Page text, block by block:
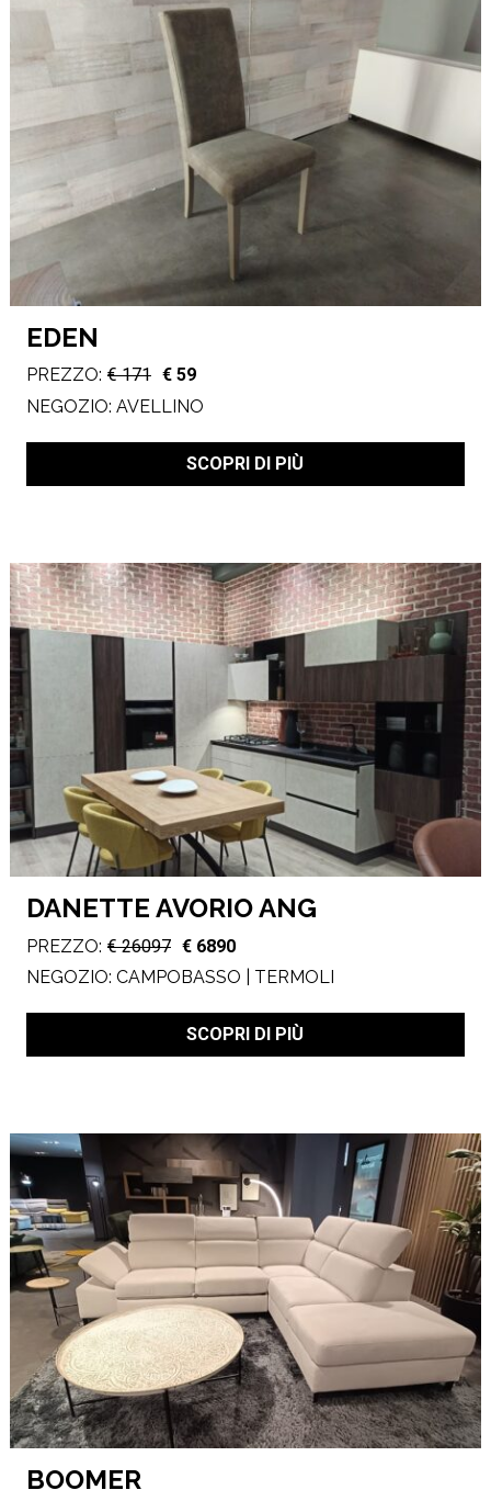
EDEN
PREZZO: € 171 € 59
NEGOZIO: AVELLINO
SCOPRI DI PIÙ
DANETTE AVORIO ANG
PREZZO: € 26097 € 6890
NEGOZIO: CAMPOBASSO | TERMOLI
SCOPRI DI PIÙ
BOOMER